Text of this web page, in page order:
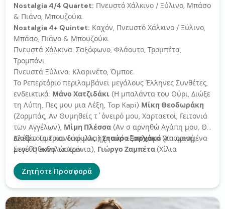
Nostalgia 4/4 Quartet: Πνευστό Χάλκινο / Ξύλινο, Μπάσο
& Πιάνο, Μπουζούκι.
Nostalgia 4+ Quintet: Καχόν, Πνευστό Χάλκινο / Ξύλινο,
Μπάσο, Πιάνο & Μπουζούκι.
Πνευστά Χάλκινα: Σαξόφωνο, Φλάουτο, Τρομπέτα,
Τρομπόνι.
Πνευστά Ξύλινα: Κλαρινέτο, Όμποε.
Το Ρεπερτόριο περιλαμβάνει μεγάλους Έλληνες Συνθέτες,
ενδεικτικά: Μάνο Χατζιδάκι (Η μπαλάντα του Ούρι, Διώξε
τη Λύπη, Πες μου μια Λέξη, Top Kapi) Μίκη Θεοδωράκη
(Ζορμπάς, Αν Θυμηθείς τ΄όνειρό μου, Χαρταετοί, Γειτονιά
των Αγγέλων), Μίμη Πλέσσα (Αν σ αρνηθώ Αγάπη μου, Θα
Κλέψω Τα Τριαντάφυλλα)Σταύρο Ξαρχάκο(Υπομονή,
Στου Όθωνα τα Χρόνια), Γιώργο Ζαμπέτα(Χίλια
παραλλαγές αγαπημένων τραγουδιών σε πιο Upbeat
ρυθμό όπως Ιστορία μου Αμαρτία μου, το Μινόρε της
Διαθέτουμε και δικό μας ηχητικό εξοπλισμό για ορισμένα
μεγέθη εκδηλώσεων.
Ζητήστε Προσφορά